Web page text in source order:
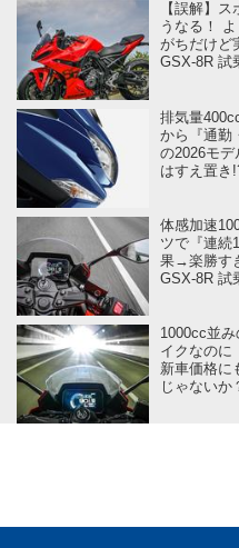
【誤解】
うなる！
がちだけど
GSX-8R 試
排気量
から『通勤
の2026モ
はすえ置き
体感加速
ツで『連続
果→楽勝す
GSX-8R 試
1000cc並み
イクなのに
新車価格に
じゃない